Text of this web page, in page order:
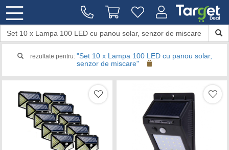
rezultate pentru: "Set 10 x Lampa 100 LED cu panou solar,
senzor de miscare"